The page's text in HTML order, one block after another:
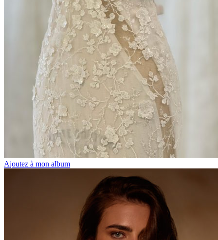
Ajoutez à mon album